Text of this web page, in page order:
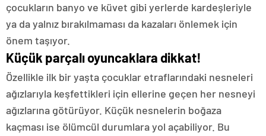
çocukların banyo ve küvet gibi yerlerde kardeşleriyle
ya da yalnız bırakılmaması da kazaları önlemek için
önem taşıyor.
Küçük parçalı oyuncaklara dikkat!
Özellikle ilk bir yaşta çocuklar etraflarındaki nesneleri
ağızlarıyla keşfettikleri için ellerine geçen her nesneyi
ağızlarına götürüyor. Küçük nesnelerin boğaza
kaçması ise ölümcül durumlara yol açabiliyor. Bu